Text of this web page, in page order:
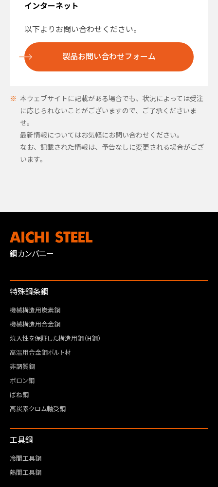
インターネット
以下よりお問い合わせください。
製品お問い合わせフォーム
本ウェブサイトに記載がある場合でも、状況によっては受注
に応じられないことがございますので、ご了承くださいま
せ。
最新情報についてはお気軽にお問い合わせください。
なお、記載された情報は、予告なしに変更される場合がござ
います。
鋼カンパニー
特殊鋼条鋼
機械構造用炭素鋼
機械構造用合金鋼
焼入性を保証した構造用鋼（H鋼）
高温用合金鋼ボルト材
非調質鋼
ボロン鋼
ばね鋼
高炭素クロム軸受鋼
工具鋼
冷間工具鋼
熱間工具鋼